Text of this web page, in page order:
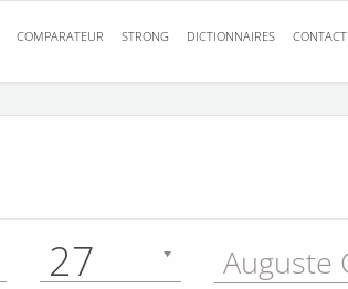
COMPARATEUR STRONG DICTIONNAIRES CONTACT
27